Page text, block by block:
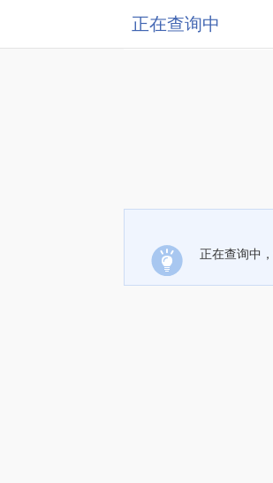
正在查询中
正在查询中